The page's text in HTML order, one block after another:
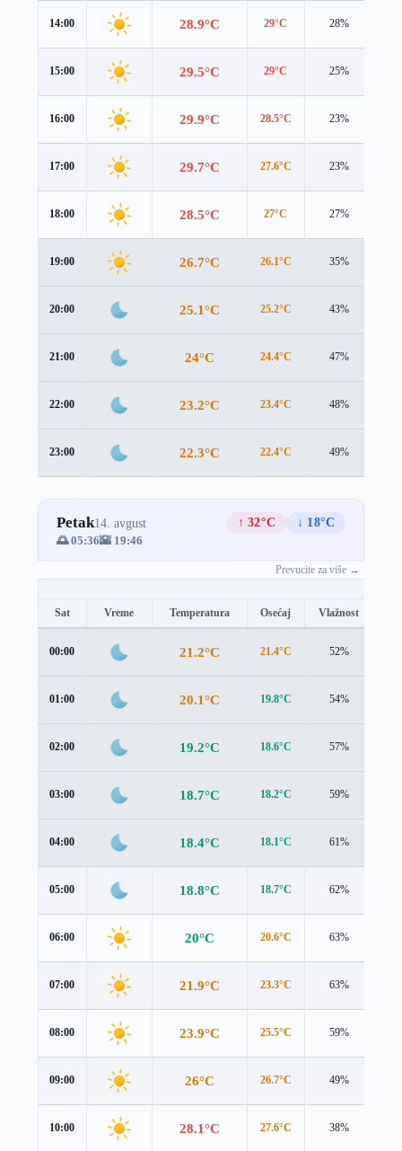
14:00 28.9°C 29°C 28%
15:00 29.5°C 29°C 25%
16:00 29.9°C 28.5°C 23%
17:00 29.7°C 27.6°C 23%
18:00 28.5°C 27°C 27%
19:00 26.7°C 26.1°C 35%
20:00 25.1°C 25.2°C 43%
21:00 24°C 24.4°C 47%
22:00 23.2°C 23.4°C 48%
23:00 22.3°C 22.4°C 49%
Petak14. avgust ↑ 32°C
↓ 18°C
🌅 05:36🌇 19:46
Prevucite za više →
Sat Vreme Temperatura Osećaj Vlažnost
00:00 21.2°C 21.4°C 52%
01:00 20.1°C 19.8°C 54%
02:00 19.2°C 18.6°C 57%
03:00 18.7°C 18.2°C 59%
04:00 18.4°C 18.1°C 61%
05:00 18.8°C 18.7°C 62%
06:00 20°C 20.6°C 63%
07:00 21.9°C 23.3°C 63%
08:00 23.9°C 25.5°C 59%
09:00 26°C 26.7°C 49%
10:00 28.1°C 27.6°C 38%